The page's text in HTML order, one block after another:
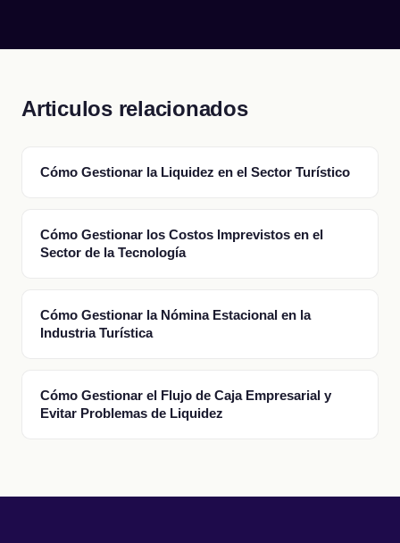
Articulos relacionados
Cómo Gestionar la Liquidez en el Sector Turístico
Cómo Gestionar los Costos Imprevistos en el
Sector de la Tecnología
Cómo Gestionar la Nómina Estacional en la
Industria Turística
Cómo Gestionar el Flujo de Caja Empresarial y
Evitar Problemas de Liquidez